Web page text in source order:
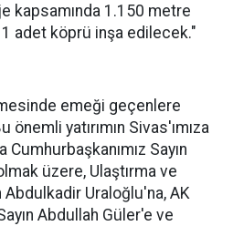
kapsamında 1.150 metre
adet köprü inşa edilecek."
emeği geçenlere
yatırımın Sivas'ımıza
Cumhurbaşkanımız Sayın
üzere, Ulaştırma ve
Abdulkadir Uraloğlu'na, AK
Abdullah Güler'e ve